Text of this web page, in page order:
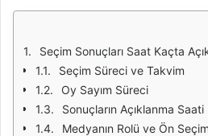
Seçim Sonuçları Saat Kaçta
Seçim Süreci ve Takvim
Oy Sayım Süreci
Sonuçların Açıklanma Saati
Medyanın Rolü ve Ön